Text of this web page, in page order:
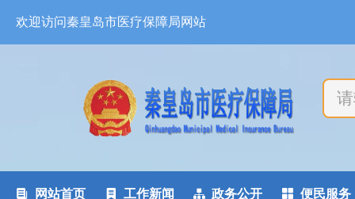
欢迎访问秦皇岛市医疗保障局网站
 网站首页  工作新闻  政务公开  便民服务